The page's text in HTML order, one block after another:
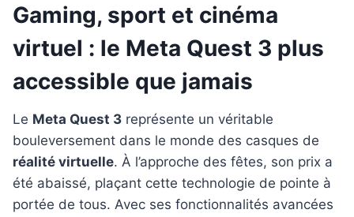
Gaming, sport et cinéma
virtuel : le Meta Quest 3 plus
accessible que jamais
Le Meta Quest 3 représente un véritable
bouleversement dans le monde des casques de
réalité virtuelle. À l’approche des fêtes, son prix a
été abaissé, plaçant cette technologie de pointe à
portée de tous. Avec ses fonctionnalités avancées